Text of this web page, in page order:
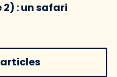
2) : un safari